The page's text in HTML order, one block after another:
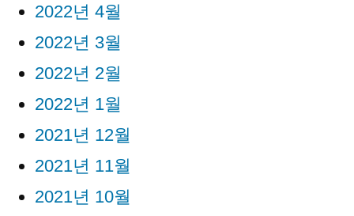
2022년 4월
2022년 3월
2022년 2월
2022년 1월
2021년 12월
2021년 11월
2021년 10월